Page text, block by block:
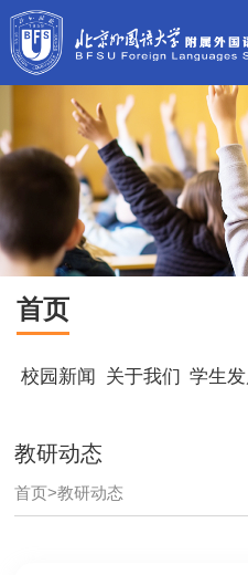
首页
校园新闻 关于我们 学生
教研动态
首页>教研动态